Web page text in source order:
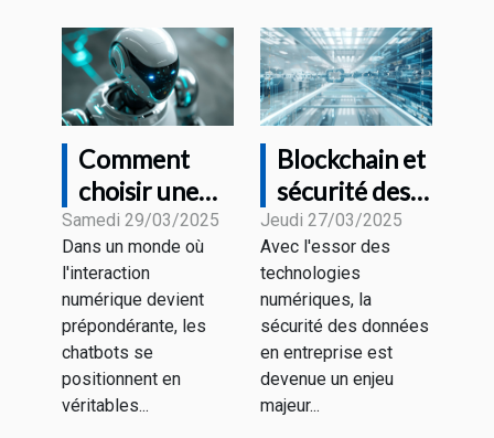
d'image
Comment
choisir une
plateforme
de création
de chatbots
pour votre
entreprise
Samedi 29/03/2025
Dans un monde où
l'interaction
numérique devient
prépondérante, les
chatbots se
positionnent en
véritables...
Blockchain et
sécurité des
données en
entreprise
comprendre
les avantages
et les défis en
2023
Jeudi 27/03/2025
Avec l'essor des
technologies
numériques, la
sécurité des données
en entreprise est
devenue un enjeu
majeur...